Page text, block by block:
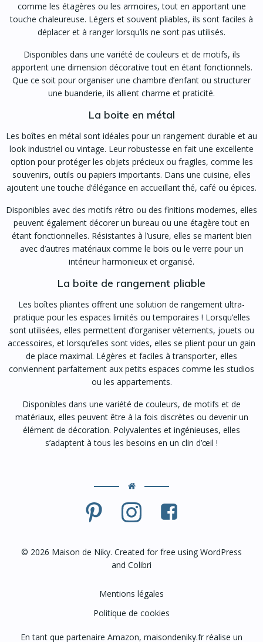
comme les étagères ou les armoires, tout en apportant une
touche chaleureuse. Légers et souvent pliables, ils sont faciles à
déplacer et à ranger lorsqu’ils ne sont pas utilisés.
Disponibles dans une variété de couleurs et de motifs, ils
apportent une dimension décorative tout en étant fonctionnels.
Que ce soit pour organiser une chambre d’enfant ou structurer
une buanderie, ils allient charme et praticité.
La boite en métal
Les boîtes en métal sont idéales pour un rangement durable et au
look industriel ou vintage. Leur robustesse en fait une excellente
option pour protéger les objets précieux ou fragiles, comme les
souvenirs, outils ou papiers importants. Dans une cuisine, elles
ajoutent une touche d’élégance en accueillant thé, café ou épices.
Disponibles avec des motifs rétro ou des finitions modernes, elles
peuvent également décorer un bureau ou une étagère tout en
étant fonctionnelles. Résistantes à l’usure, elles se marient bien
avec d’autres matériaux comme le bois ou le verre pour un
intérieur harmonieux et organisé.
La boite de rangement pliable
Les boîtes pliantes offrent une solution de rangement ultra-
pratique pour les espaces limités ou temporaires ! Lorsqu’elles
sont utilisées, elles permettent d’organiser vêtements, jouets ou
accessoires, et lorsqu’elles sont vides, elles se plient pour un gain
de place maximal. Légères et faciles à transporter, elles
conviennent parfaitement aux petits espaces comme les studios
ou les appartements.
Disponibles dans une variété de couleurs, de motifs et de
matériaux, elles peuvent être à la fois discrètes ou devenir un
élément de décoration. Polyvalentes et ingénieuses, elles
s’adaptent à tous les besoins en un clin d’œil !
© 2026 Maison de Niky. Created for free using WordPress
and Colibri
Mentions légales
Politique de cookies
En tant que partenaire Amazon, maisondeniky.fr réalise un